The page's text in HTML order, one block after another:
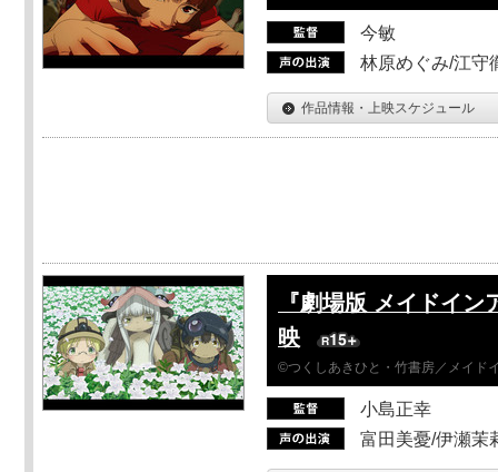
今敏
林原めぐみ/江守
作品情報・上映スケジュール
『劇場版 メイドイ
映
©つくしあきひと・竹書房／メイド
小島正幸
富田美憂/伊瀬茉